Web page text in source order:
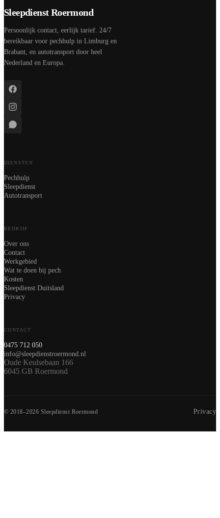
Sleepdienst Roermond
Persoonlijk contact, eerlijk tarief. 24/7
bereikbaar voor pechhulp in Limburg en
Brabant, en autotransport door heel
Nederland en Europa.
DIENSTEN
Pechhulp
Sleepdienst
Autotransport
BEDRIJF
Over ons
Contact
Werkgebied
Wat te doen bij pech
Kosten
Sleepdienst Duitsland
Privacy
CONTACT
0475 712 050
info@sleepdienstroermond.nl
Oude Keulsebaan 166
6045 GB Roermond
© 2018–2026 Sleepdienst Roermond Privacy